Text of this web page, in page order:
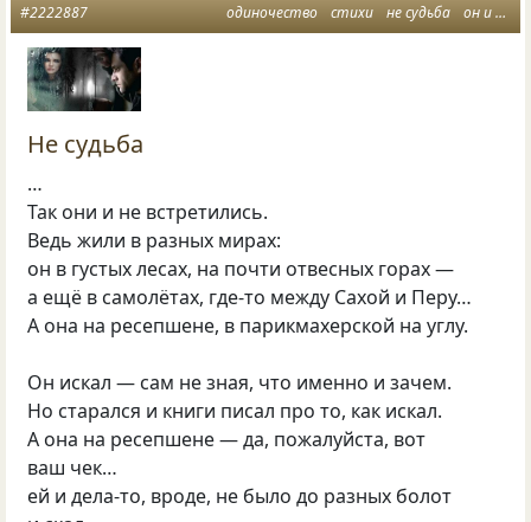
одиночество стихи не судьба он и она
#2222887
Не судьба
…
Так они и не встретились.
Ведь жили в разных мирах:
он в густых лесах, на почти отвесных горах —
а ещё в самолётах, где-то между Сахой и Перу…
А она на ресепшене, в парикмахерской на углу.
Он искал — сам не зная, что именно и зачем.
Но старался и книги писал про то, как искал.
А она на ресепшене — да, пожалуйста, вот
ваш чек…
ей и дела-то, вроде, не было до разных болот